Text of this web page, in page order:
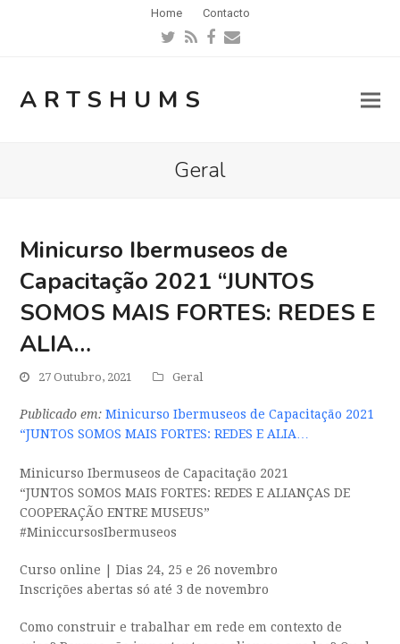
Home Contacto
Twitter
RSSFacebook
Email
ARTSHUMS
Geral
Minicurso Ibermuseos de
Capacitação 2021 “JUNTOS
SOMOS MAIS FORTES: REDES E
ALIA…
27 Outubro, 2021 Geral
Publicado em: Minicurso Ibermuseos de Capacitação 2021
“JUNTOS SOMOS MAIS FORTES: REDES E ALIA…
Minicurso Ibermuseos de Capacitação 2021
“JUNTOS SOMOS MAIS FORTES: REDES E ALIANÇAS DE
COOPERAÇÃO ENTRE MUSEUS”
#MiniccursosIbermuseos
Curso online | Dias 24, 25 e 26 novembro
Inscrições abertas só até 3 de novembro
Como construir e trabalhar em rede em contexto de